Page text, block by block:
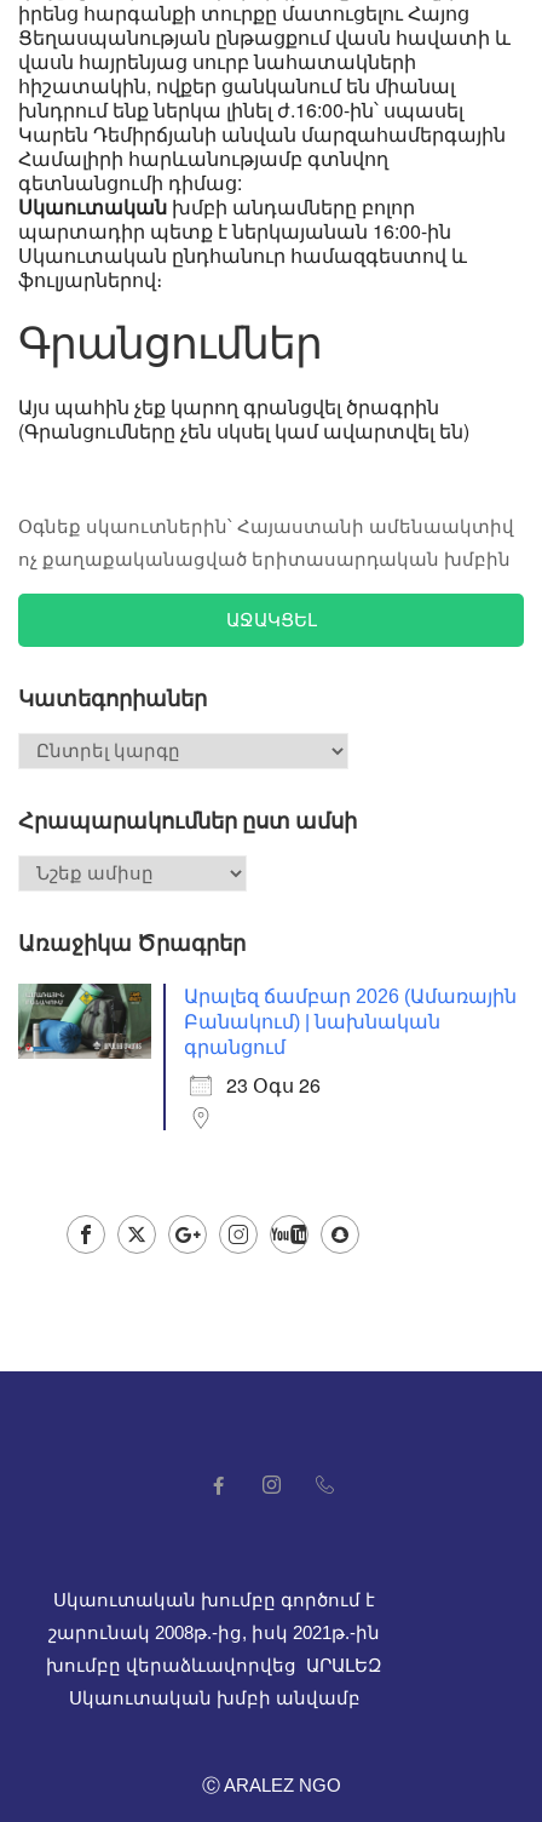
իրենց հարգանքի տուրքը մատուցելու Հայոց
Ցեղասպանության ընթացքում վասն հավատի և
վասն հայրենյաց սուրբ նահատակների
հիշատակին, ովքեր ցանկանում են միանալ
խնդրում ենք ներկա լինել ժ.16:00-ին՝ սպասել
Կարեն Դեմիրճյանի անվան մարզահամերգային
Համալիրի հարևանությամբ գտնվող
գետնանցումի դիմաց:
Սկաուտական խմբի անդամները բոլոր
պարտադիր պետք է ներկայանան 16:00-ին
Սկաուտական ընդհանուր համազգեստով և
ֆուլյարներով։
Գրանցումներ
Այս պահին չեք կարող գրանցվել ծրագրին
(Գրանցումները չեն սկսել կամ ավարտվել են)
Օգնեք սկաուտներին՝ Հայաստանի ամենաակտիվ
ոչ քաղաքականացված երիտասարդական խմբին
ԱՋԱԿՑԵԼ
Կատեգորիաներ
Հրապարակումներ ըստ ամսի
Առաջիկա Ծրագրեր
Արալեզ ճամբար 2026 (Ամառային
Բանակում) | նախնական
գրանցում
23 Օգս 26
Սկաուտական խումբը գործում է
շարունակ 2008թ.-ից, իսկ 2021թ.-ին
խումբը վերաձևավորվեց ԱՐԱԼԵԶ
Սկաուտական խմբի անվամբ
Ⓒ ARALEZ NGO